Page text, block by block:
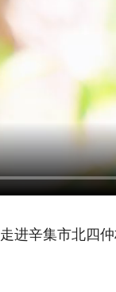
辛集市北四仲